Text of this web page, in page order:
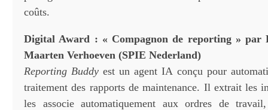
coûts.
Digital Award : « Compagnon de reporting » par
Maarten Verhoeven (SPIE Nederland)
Reporting Buddy est un agent IA conçu pour
traitement des rapports de maintenance. Il extrait les
les associe automatiquement aux ordres de